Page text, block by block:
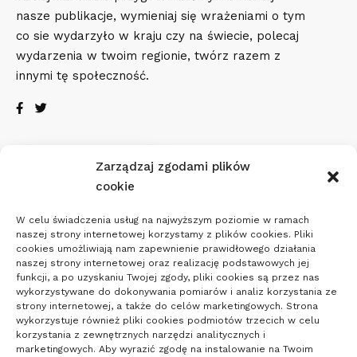
Zarządzaj zgodami plików
cookie
W celu świadczenia usług na najwyższym poziomie w ramach
naszej strony internetowej korzystamy z plików cookies. Pliki
cookies umożliwiają nam zapewnienie prawidłowego działania
naszej strony internetowej oraz realizację podstawowych jej
funkcji, a po uzyskaniu Twojej zgody, pliki cookies są przez nas
wykorzystywane do dokonywania pomiarów i analiz korzystania ze
strony internetowej, a także do celów marketingowych. Strona
wykorzystuje również pliki cookies podmiotów trzecich w celu
korzystania z zewnętrznych narzędzi analitycznych i
marketingowych. Aby wyrazić zgodę na instalowanie na Twoim
nasze publikacje, wymieniaj się wrażeniami o tym
co sie wydarzyło w kraju czy na świecie, polecaj
wydarzenia w twoim regionie, twórz razem z
innymi tę społeczność.
19
°C
Poznań
Zachmurzenie
Małe
° _ °
53%
2
km/h